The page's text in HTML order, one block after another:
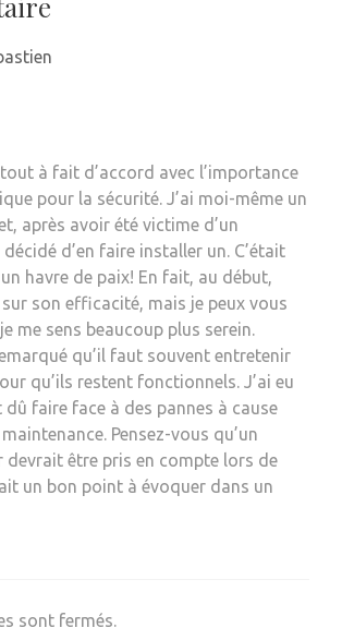
à fait d’accord avec l’importance
pour la sécurité. J’ai moi-même un
après avoir été victime d’un
d’en faire installer un. C’était
havre de paix! En fait, au début,
sur son efficacité, mais je peux vous
me sens beaucoup plus serein.
qu’il faut souvent entretenir
qu’ils restent fonctionnels. J’ai eu
faire face à des pannes à cause
Pensez-vous qu’un
devrait être pris en compte lors de
un bon point à évoquer dans un
sont fermés.